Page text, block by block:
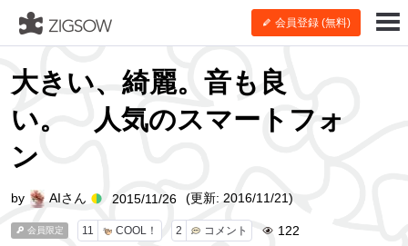
会員登録 (無料)
大きい、綺麗。音も良
い。 人気のスマートフォ
ン
会員限定 11 COOL！ 2 コメント 122
by AIさん 2015/11/26 (更新: 2016/11/21)